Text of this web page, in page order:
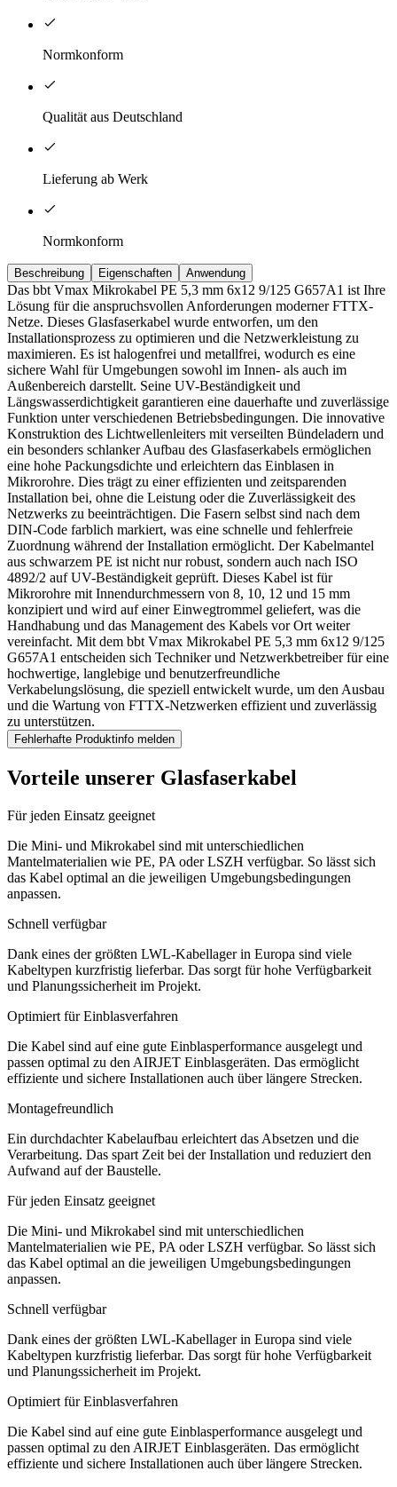
Normkonform
Qualität aus Deutschland
Lieferung ab Werk
Normkonform
Beschreibung Eigenschaften Anwendung
Das bbt Vmax Mikrokabel PE 5,3 mm 6x12 9/125 G657A1 ist Ihre
Lösung für die anspruchsvollen Anforderungen moderner FTTX-
Netze. Dieses Glasfaserkabel wurde entworfen, um den
Installationsprozess zu optimieren und die Netzwerkleistung zu
maximieren. Es ist halogenfrei und metallfrei, wodurch es eine
sichere Wahl für Umgebungen sowohl im Innen- als auch im
Außenbereich darstellt. Seine UV-Beständigkeit und
Längswasserdichtigkeit garantieren eine dauerhafte und zuverlässige
Funktion unter verschiedenen Betriebsbedingungen. Die innovative
Konstruktion des Lichtwellenleiters mit verseilten Bündeladern und
ein besonders schlanker Aufbau des Glasfaserkabels ermöglichen
eine hohe Packungsdichte und erleichtern das Einblasen in
Mikrorohre. Dies trägt zu einer effizienten und zeitsparenden
Installation bei, ohne die Leistung oder die Zuverlässigkeit des
Netzwerks zu beeinträchtigen. Die Fasern selbst sind nach dem
DIN-Code farblich markiert, was eine schnelle und fehlerfreie
Zuordnung während der Installation ermöglicht. Der Kabelmantel
aus schwarzem PE ist nicht nur robust, sondern auch nach ISO
4892/2 auf UV-Beständigkeit geprüft. Dieses Kabel ist für
Mikrorohre mit Innendurchmessern von 8, 10, 12 und 15 mm
konzipiert und wird auf einer Einwegtrommel geliefert, was die
Handhabung und das Management des Kabels vor Ort weiter
vereinfacht. Mit dem bbt Vmax Mikrokabel PE 5,3 mm 6x12 9/125
G657A1 entscheiden sich Techniker und Netzwerkbetreiber für eine
hochwertige, langlebige und benutzerfreundliche
Verkabelungslösung, die speziell entwickelt wurde, um den Ausbau
und die Wartung von FTTX-Netzwerken effizient und zuverlässig
zu unterstützen.
Fehlerhafte Produktinfo melden
Vorteile unserer Glasfaserkabel
Für jeden Einsatz geeignet
Die Mini- und Mikrokabel sind mit unterschiedlichen
Mantelmaterialien wie PE, PA oder LSZH verfügbar. So lässt sich
das Kabel optimal an die jeweiligen Umgebungsbedingungen
anpassen.
Schnell verfügbar
Dank eines der größten LWL-Kabellager in Europa sind viele
Kabeltypen kurzfristig lieferbar. Das sorgt für hohe Verfügbarkeit
und Planungssicherheit im Projekt.
Optimiert für Einblasverfahren
Die Kabel sind auf eine gute Einblasperformance ausgelegt und
passen optimal zu den AIRJET Einblasgeräten. Das ermöglicht
effiziente und sichere Installationen auch über längere Strecken.
Montagefreundlich
Ein durchdachter Kabelaufbau erleichtert das Absetzen und die
Verarbeitung. Das spart Zeit bei der Installation und reduziert den
Aufwand auf der Baustelle.
Für jeden Einsatz geeignet
Die Mini- und Mikrokabel sind mit unterschiedlichen
Mantelmaterialien wie PE, PA oder LSZH verfügbar. So lässt sich
das Kabel optimal an die jeweiligen Umgebungsbedingungen
anpassen.
Schnell verfügbar
Dank eines der größten LWL-Kabellager in Europa sind viele
Kabeltypen kurzfristig lieferbar. Das sorgt für hohe Verfügbarkeit
und Planungssicherheit im Projekt.
Optimiert für Einblasverfahren
Die Kabel sind auf eine gute Einblasperformance ausgelegt und
passen optimal zu den AIRJET Einblasgeräten. Das ermöglicht
effiziente und sichere Installationen auch über längere Strecken.